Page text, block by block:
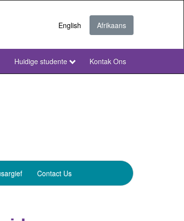
English Afrikaans
NWU
Huidige studente Kontak Ons
Contact Us